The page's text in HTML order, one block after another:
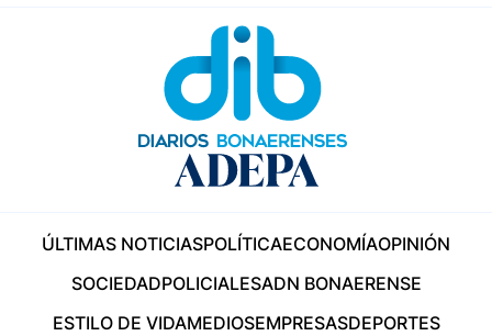
ÚLTIMAS NOTICIASPOLÍTICAECONOMÍAOPINIÓN
SOCIEDADPOLICIALESADN BONAERENSE
ESTILO DE VIDAMEDIOSEMPRESASDEPORTES